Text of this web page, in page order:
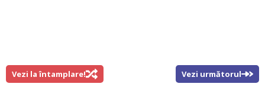
Vezi la întamplare! Vezi următorul